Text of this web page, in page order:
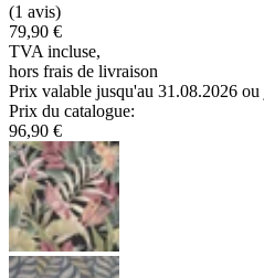
(1 avis)
79,90 €
TVA incluse,
hors frais de livraison
Prix valable jusqu'au 31.08.2026 ou
Prix du catalogue:
96,90 €